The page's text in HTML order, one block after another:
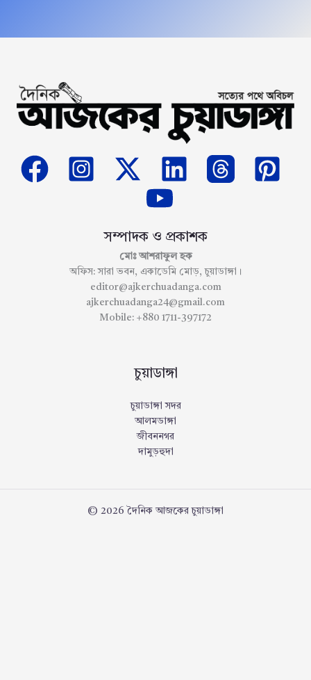
সম্পাদক ও প্রকাশক
মোঃ আশরাফুল হক
অফিস: সারা ভবন, একাডেমি মোড়, চুয়াডাঙ্গা।
editor@ajkerchuadanga.com
ajkerchuadanga24@gmail.com
Mobile: +880 1711-397172
চুয়াডাঙ্গা
চুয়াডাঙ্গা সদর
আলমডাঙ্গা
জীবননগর
দামুড়হুদা
© 2026 দৈনিক আজকের চুয়াডাঙ্গা